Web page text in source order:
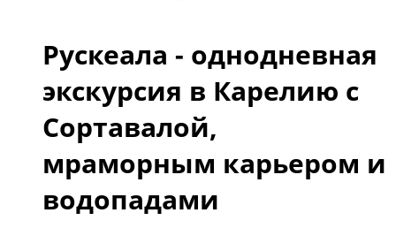
Рускеала - однодневная
экскурсия в Карелию с
Сортавалой,
мраморным карьером и
водопадами